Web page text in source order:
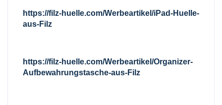
https://filz-huelle.com/Werbeartikel/iPad-Huelle-
aus-Filz
https://filz-huelle.com/Werbeartikel/Organizer-
Aufbewahrungstasche-aus-Filz